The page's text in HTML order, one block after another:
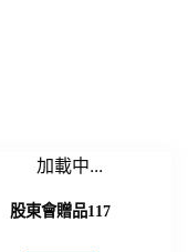
股東會贈品117